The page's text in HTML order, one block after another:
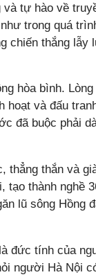
tự hào về
trong quá
chiến thắng lẫy
hòa bình.
hoạt và đấu
đã buộc phải
thẳng thắn và
thành nghề
lũ sông Hồng
đức tính của
người Hà Nội